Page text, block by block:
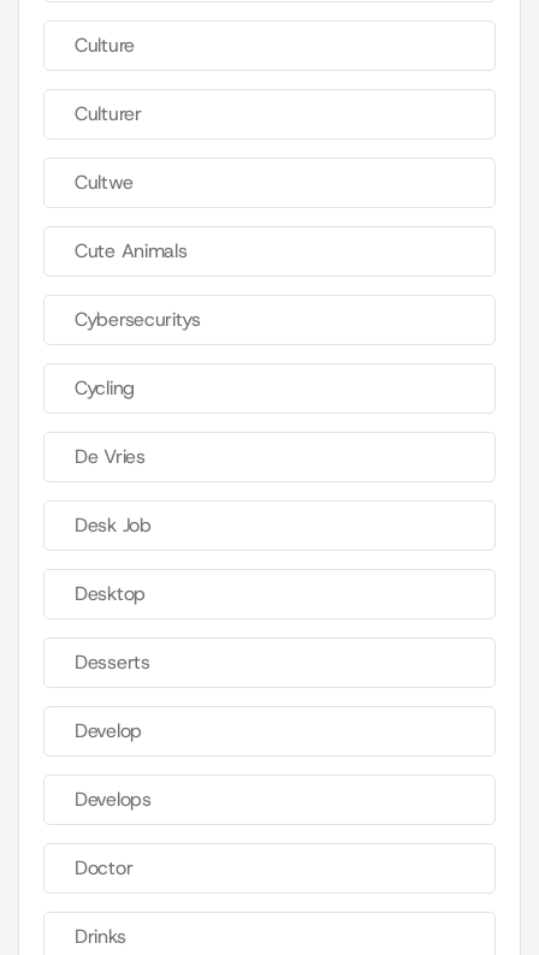
Culture
Culturer
Cultwe
Cute Animals
Cybersecuritys
Cycling
De Vries
Desk Job
Desktop
Desserts
Develop
Develops
Doctor
Drinks